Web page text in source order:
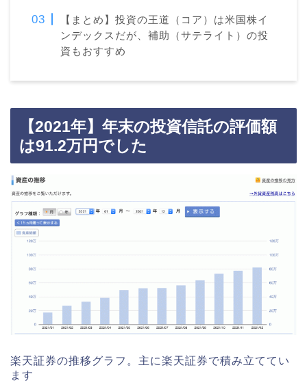
【まとめ】投資の王道（コア）は米国株イ
ンデックスだが、補助（サテライト）の投
資もおすすめ
【2021年】年末の投資信託の評価額
は91.2万円でした
楽天証券の推移グラフ。主に楽天証券で積み立ててい
ます